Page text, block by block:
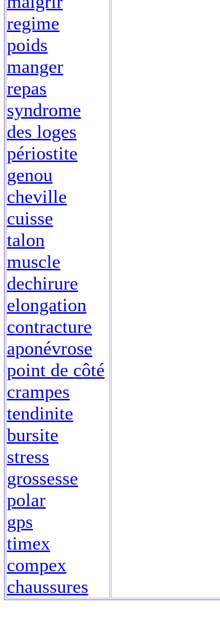
regime
poids
manger
repas
syndrome
des loges
périostite
genou
cheville
cuisse
talon
muscle
dechirure
elongation
contracture
aponévrose
point de côté
crampes
tendinite
bursite
stress
grossesse
polar
gps
timex
compex
chaussures